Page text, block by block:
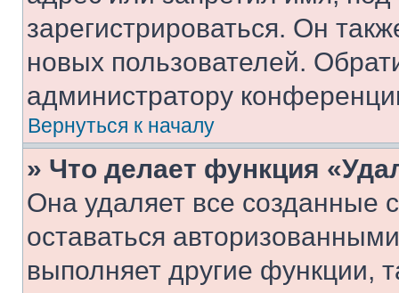
зарегистрироваться. Он
новых пользователей.
администратору
Вернуться к началу
» Что делает функция
Она удаляет все созданные
оставаться
выполняет другие функции,